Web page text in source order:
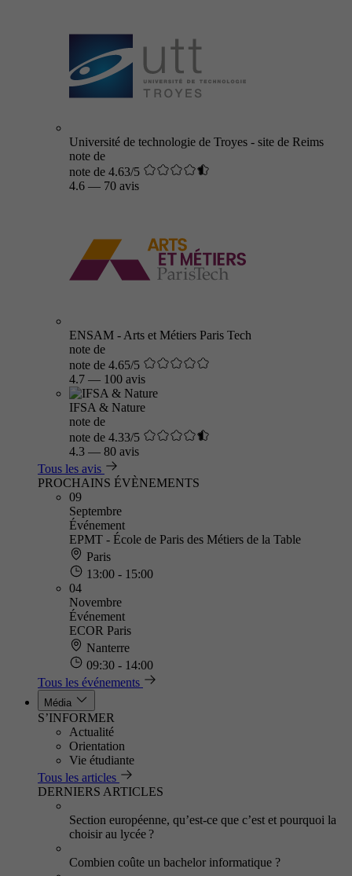
Université de technologie de Troyes - site de Reims
note de
note de 4.63/5
4.6 — 70 avis
ENSAM - Arts et Métiers Paris Tech
note de
note de 4.65/5
4.7 — 100 avis
IFSA & Nature
note de
note de 4.33/5
4.3 — 80 avis
Tous les avis
PROCHAINS ÉVÈNEMENTS
09
Septembre
Événement
EPMT - École de Paris des Métiers de la Table
Paris
13:00 - 15:00
04
Novembre
Événement
ECOR Paris
Nanterre
09:30 - 14:00
Tous les événements
Média
S’INFORMER
Actualité
Orientation
Vie étudiante
Tous les articles
DERNIERS ARTICLES
Section européenne, qu’est-ce que c’est et pourquoi la
choisir au lycée ?
Combien coûte un bachelor informatique ?